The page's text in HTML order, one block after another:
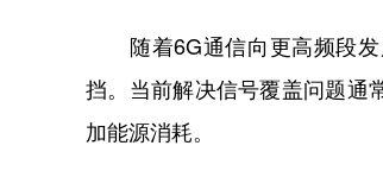
随着6G通信向更高频段发
挡。当前解决信号覆盖问题通
加能源消耗。